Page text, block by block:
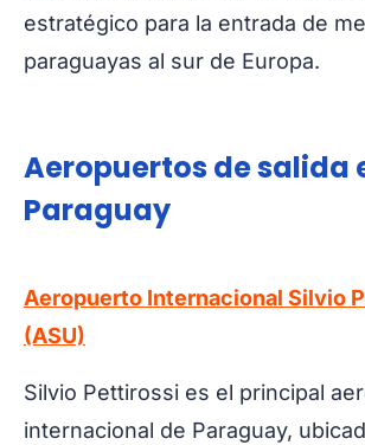
estratégico para la entrada de
paraguayas al sur de Europa.
Aeropuertos de salida
Paraguay
Aeropuerto Internacional Silvio
(ASU)
Silvio Pettirossi es el principal
internacional de Paraguay,